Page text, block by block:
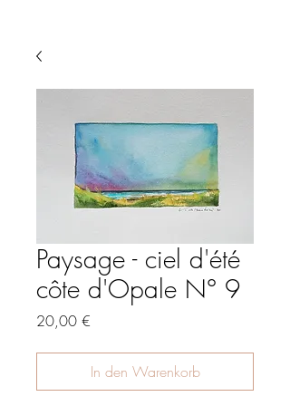
Paysage - ciel d'été
côte d'Opale N° 9
20,00 €
In den Warenkorb